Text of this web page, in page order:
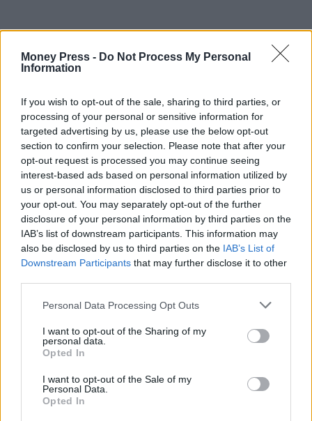
Money Press - Do Not Process My Personal
Information
If you wish to opt-out of the sale, sharing to third parties, or
processing of your personal or sensitive information for
targeted advertising by us, please use the below opt-out
section to confirm your selection. Please note that after your
opt-out request is processed you may continue seeing
interest-based ads based on personal information utilized by
us or personal information disclosed to third parties prior to
your opt-out. You may separately opt-out of the further
disclosure of your personal information by third parties on the
IAB’s list of downstream participants. This information may
also be disclosed by us to third parties on the IAB’s List of
Downstream Participants that may further disclose it to other
Personal Data Processing Opt Outs
I want to opt-out of the Sharing of my
personal data.
Opted In
I want to opt-out of the Sale of my
Personal Data.
Opted In